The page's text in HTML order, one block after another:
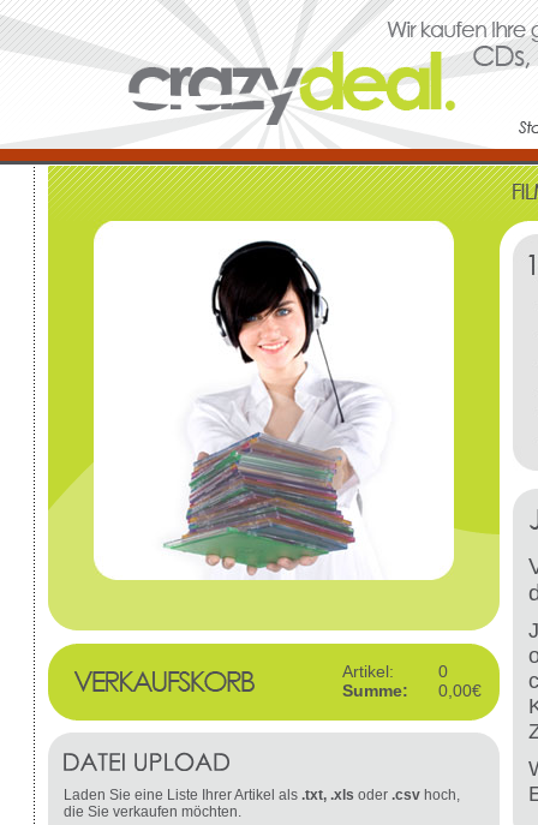
Artikel:
0
Summe:
0,00€
Laden Sie eine Liste Ihrer Artikel als .txt, .xls oder .csv hoch,
die Sie verkaufen möchten.